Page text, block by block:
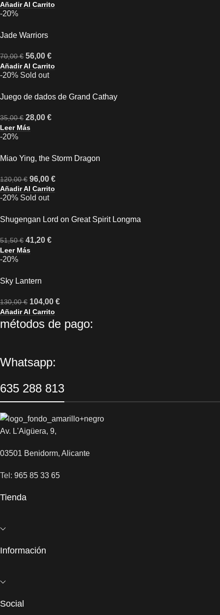
Añadir Al Carrito
-20%
Jade Warriors
70,00€ 56,00 €
Añadir Al Carrito
-20% Sold out
Juego de dados de Grand Cathay
35,00€ 28,00 €
Leer Más
-20%
Miao Ying, the Storm Dragon
120,00€ 96,00 €
Añadir Al Carrito
-20% Sold out
Shugengan Lord on Great Spirit Longma
51,50€ 41,20 €
Leer Más
-20%
Sky Lantern
130,00€ 104,00 €
Añadir Al Carrito
métodos de pago:
Whatsapp:
635 288 813
Av. L'Aigüera, 9,
03501 Benidorm, Alicante
Tel: 965 85 33 65
Tienda
Información
Social